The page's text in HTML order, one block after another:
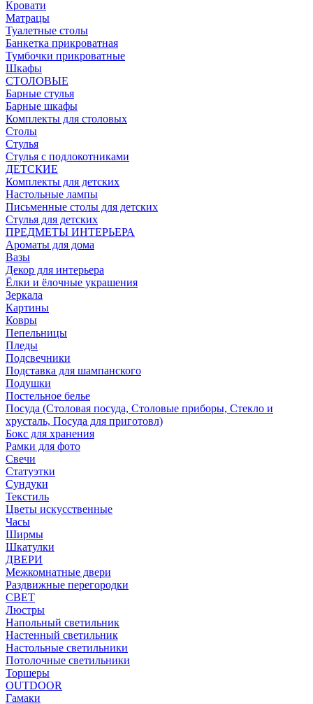
Кровати
Матрацы
Туалетные столы
Банкетка прикроватная
Тумбочки прикроватные
Шкафы
СТОЛОВЫЕ
Барные стулья
Барные шкафы
Комплекты для столовых
Столы
Стулья
Стулья с подлокотниками
ДЕТСКИЕ
Комплекты для детских
Настольные лампы
Письменные столы для детских
Стулья для детских
ПРЕДМЕТЫ ИНТЕРЬЕРА
Ароматы для дома
Вазы
Декор для интерьера
Ёлки и ёлочные украшения
Зеркала
Картины
Ковры
Пепельницы
Пледы
Подсвечники
Подставка для шампанского
Подушки
Постельное белье
Посуда (Столовая посуда, Столовые приборы, Стекло и
хрусталь, Посуда для приготовл)
Бокс для хранения
Рамки для фото
Свечи
Статуэтки
Сундуки
Текстиль
Цветы искусственные
Часы
Ширмы
Шкатулки
ДВЕРИ
Межкомнатные двери
Раздвижные перегородки
СВЕТ
Люстры
Напольный светильник
Настенный светильник
Настольные светильники
Потолочные светильники
Торшеры
OUTDOOR
Гамаки